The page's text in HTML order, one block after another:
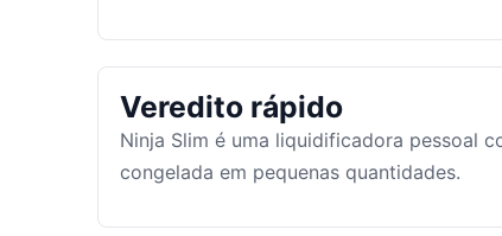
Veredito rápido
Ninja Slim é uma liquidificadora pessoal
congelada em pequenas quantidades.